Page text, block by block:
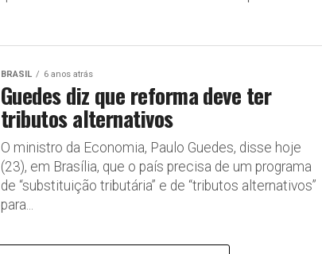
BRASIL 6 anos atrás
Guedes diz que reforma deve ter
tributos alternativos
O ministro da Economia, Paulo Guedes, disse hoje
(23), em Brasília, que o país precisa de um programa
de “substituição tributária” e de “tributos alternativos”
para...